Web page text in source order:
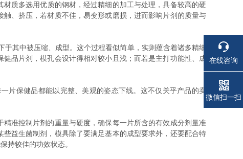
质多选用优质的钢材，经过精细的加工与处理，具备较高的硬
、挤压，若材质不佳，易变形或磨损，进而影响片剂的质量与
其中被压缩、成型。这个过程看似简单，实则蕴含着诸多精细
品片剂，模孔会设计得相对较小且浅；而若是主打功能性、成
保健品都能以完整、美观的姿态下线。这不仅关乎产品的卖
准控制片剂的重量与硬度，确保每一片所含的有效成分剂量准
益生菌制剂，模具除了要满足基本的成型要求外，还要配合特
持较佳的功效状态。
在线咨询
电话
电话
微信扫一扫